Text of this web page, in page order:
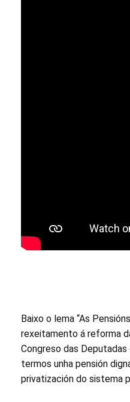
Baixo o lema “As
rexeitamento á reforma
Congreso das
termos unha pensión
privatización do sistema